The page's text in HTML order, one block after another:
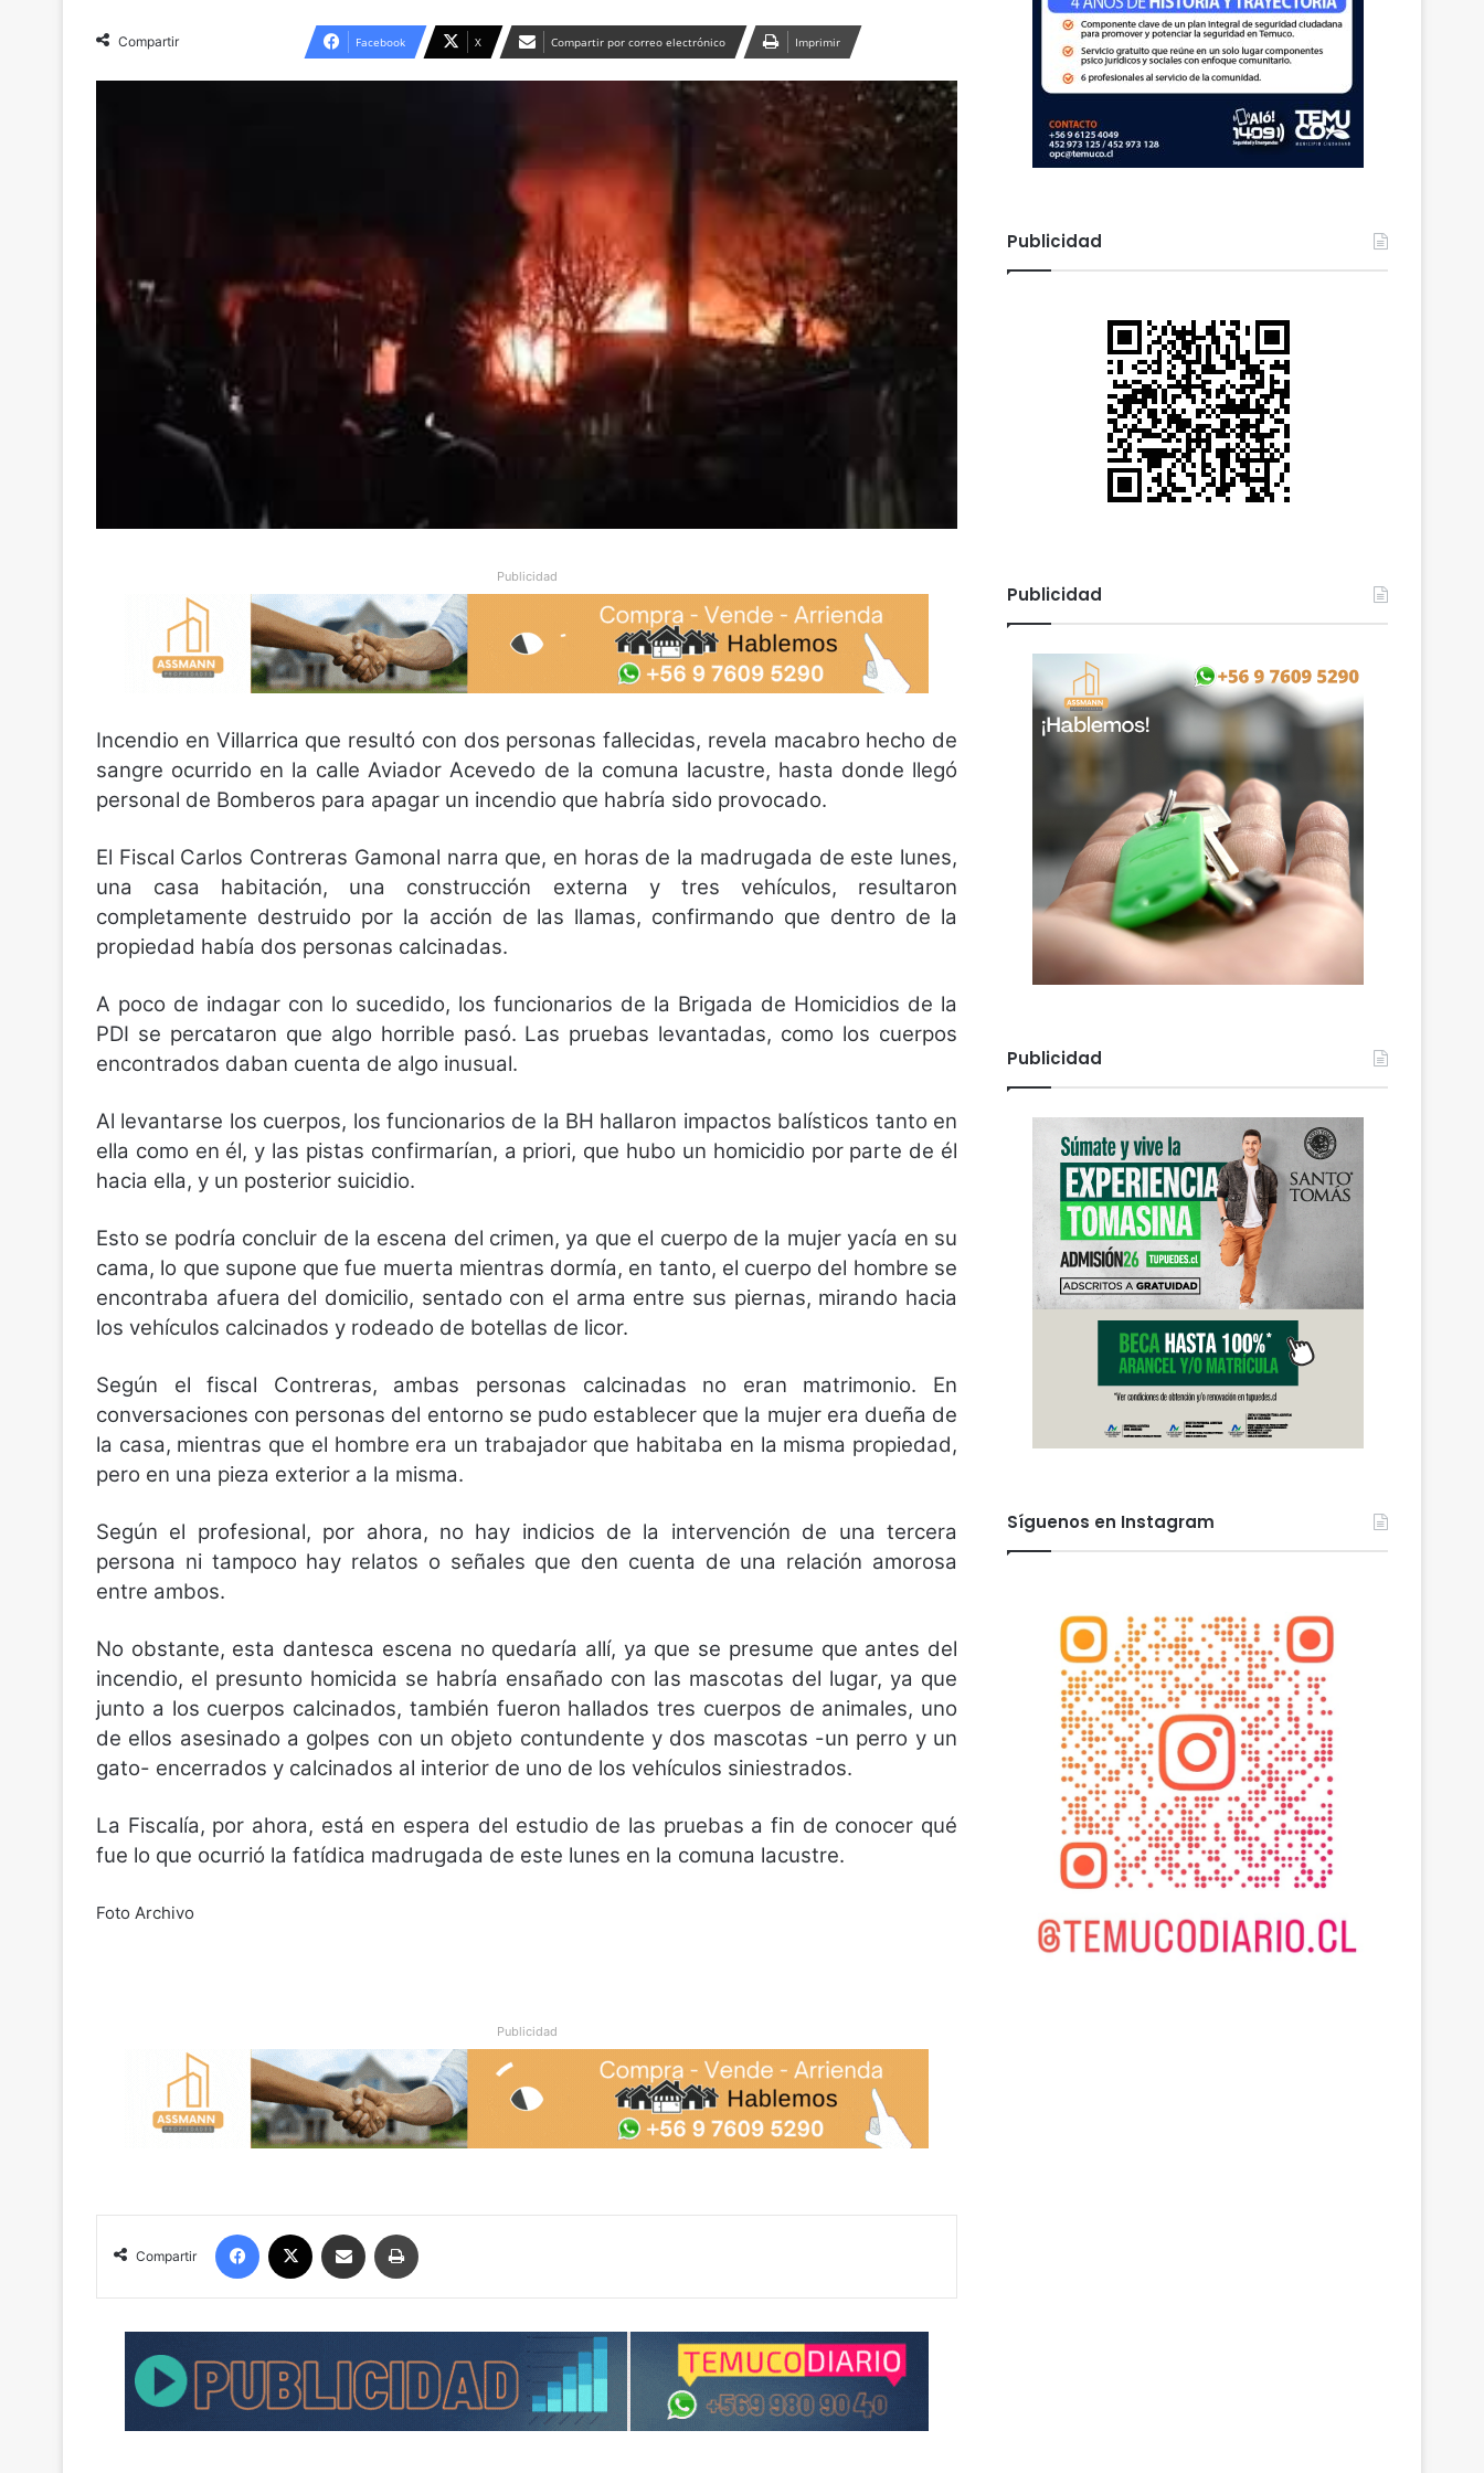
Compartir Facebook X Compartir por correo electrónico Imprimir
Publicidad
Incendio en Villarrica que resultó con dos personas fallecidas, revela macabro hecho de
sangre ocurrido en la calle Aviador Acevedo de la comuna lacustre, hasta donde llegó
personal de Bomberos para apagar un incendio que habría sido provocado.
El Fiscal Carlos Contreras Gamonal narra que, en horas de la madrugada de este lunes,
una casa habitación, una construcción externa y tres vehículos, resultaron
completamente destruido por la acción de las llamas, confirmando que dentro de la
propiedad había dos personas calcinadas.
A poco de indagar con lo sucedido, los funcionarios de la Brigada de Homicidios de la
PDI se percataron que algo horrible pasó. Las pruebas levantadas, como los cuerpos
encontrados daban cuenta de algo inusual.
Al levantarse los cuerpos, los funcionarios de la BH hallaron impactos balísticos tanto en
ella como en él, y las pistas confirmarían, a priori, que hubo un homicidio por parte de él
hacia ella, y un posterior suicidio.
Esto se podría concluir de la escena del crimen, ya que el cuerpo de la mujer yacía en su
cama, lo que supone que fue muerta mientras dormía, en tanto, el cuerpo del hombre se
encontraba afuera del domicilio, sentado con el arma entre sus piernas, mirando hacia
los vehículos calcinados y rodeado de botellas de licor.
Según el fiscal Contreras, ambas personas calcinadas no eran matrimonio. En
conversaciones con personas del entorno se pudo establecer que la mujer era dueña de
la casa, mientras que el hombre era un trabajador que habitaba en la misma propiedad,
pero en una pieza exterior a la misma.
Según el profesional, por ahora, no hay indicios de la intervención de una tercera
persona ni tampoco hay relatos o señales que den cuenta de una relación amorosa
entre ambos.
No obstante, esta dantesca escena no quedaría allí, ya que se presume que antes del
incendio, el presunto homicida se habría ensañado con las mascotas del lugar, ya que
junto a los cuerpos calcinados, también fueron hallados tres cuerpos de animales, uno
de ellos asesinado a golpes con un objeto contundente y dos mascotas -un perro y un
gato- encerrados y calcinados al interior de uno de los vehículos siniestrados.
La Fiscalía, por ahora, está en espera del estudio de las pruebas a fin de conocer qué
fue lo que ocurrió la fatídica madrugada de este lunes en la comuna lacustre.
Foto Archivo
Publicidad
Compartir
Publicidad
Publicidad
Publicidad
Síguenos en Instagram